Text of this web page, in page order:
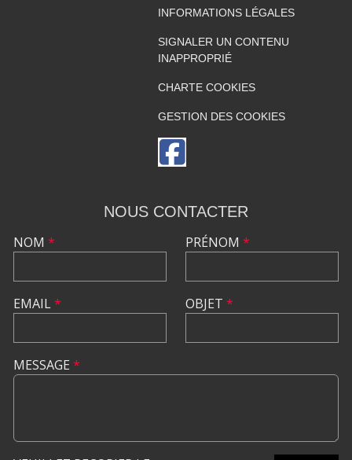
INFORMATIONS LÉGALES
SIGNALER UN CONTENU
INAPPROPRIÉ
CHARTE COOKIES
GESTION DES COOKIES
NOUS CONTACTER
NOM *
EMAIL*
PRÉNOM *
OBJET *
MESSAGE *